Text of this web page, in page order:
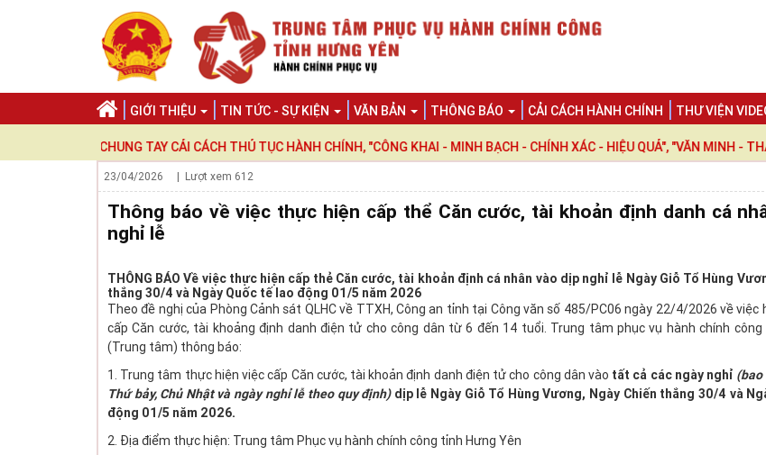
GIỚI THIỆU TIN TỨC - SỰ KIỆN VĂN BẢN THÔNG BÁO CẢI CÁCH HÀNH CHÍNH THƯ VIỆN
2023, CHUNG TAY CẢI CÁCH THỦ TỤC HÀNH CHÍNH, "CÔNG KHAI - MINH BẠCH - CHÍNH XÁC - HIỆU QUẢ", "VĂN MINH - THÂN
23/04/2026 | Lượt xem 612
Thông báo về việc thực hiện cấp thể Căn cước, tài khoản định danh cá
nghỉ lễ
THÔNG BÁO Về việc thực hiện cấp thẻ Căn cước, tài khoản định cá nhân vào dịp nghỉ lễ Ngày Giỗ Tổ Hùng
thắng 30/4 và Ngày Quốc tế lao động 01/5 năm 2026
Theo đề nghị của Phòng Cảnh sát QLHC về TTXH, Công an tỉnh tại Công văn số 485/PC06 ngày 22/4/2026 về
cấp Căn cước, tài khoảng định danh điện tử cho công dân từ 6 đến 14 tuổi. Trung tâm phục vụ hành chính công
(Trung tâm) thông báo:
1. Trung tâm thực hiện việc cấp Căn cước, tài khoản định danh điện tử cho công dân vào tất cả các ngày nghỉ (bao
Thứ bảy, Chủ Nhật và ngày nghỉ lễ theo quy định)dịp lễ Ngày Giỗ Tổ Hùng Vương, Ngày Chiến thắng 30/4 và
động 01/5 năm 2026.
2. Địa điểm thực hiện: Trung tâm Phục vụ hành chính công tỉnh Hưng Yên